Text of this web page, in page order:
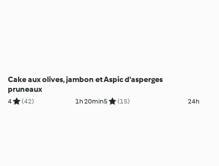
Cake aux olives, jambon et
pruneaux
4 (42) 1h 20min
Aspic d'asperges
5 (15) 24h